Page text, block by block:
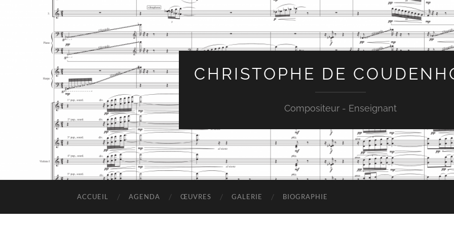
CHRISTOPHE DE
Compositeur - Enseignant
ACCUEIL AGENDA ŒUVRES GALERIE BIOGRAPHIE